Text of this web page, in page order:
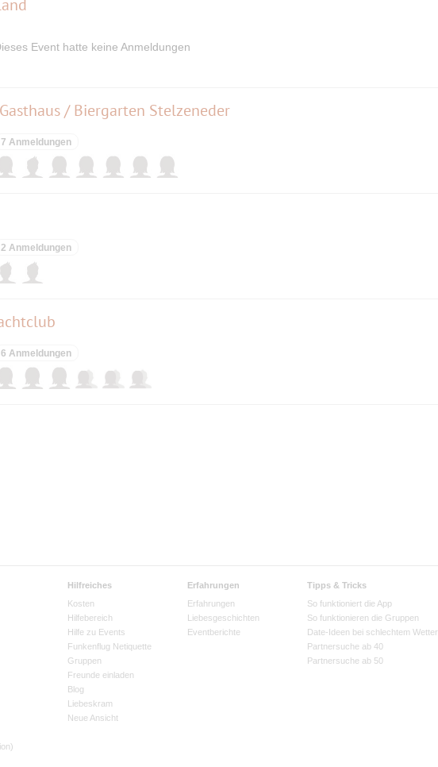
Event hatte keine Anmeldungen
/ Biergarten Stelzeneder
7 Anmeldungen
2 Anmeldungen
6 Anmeldungen
Hilfreiches
Kosten
Hilfebereich
Hilfe zu Events
Funkenflug Netiquette
Gruppen
Freunde einladen
Blog
Liebeskram
Neue Ansicht
Erfahrungen
Erfahrungen
Liebesgeschichten
Eventberichte
Tipps & Tricks
So funktioniert die App
So funktionieren die Gruppen
Date-Ideen bei schlechtem Wetter
Partnersuche ab 40
Partnersuche ab 50